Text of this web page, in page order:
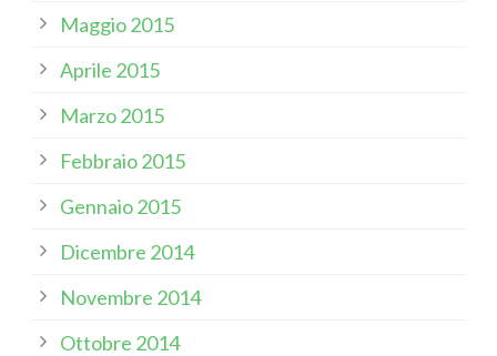
Maggio 2015
Aprile 2015
Marzo 2015
Febbraio 2015
Gennaio 2015
Dicembre 2014
Novembre 2014
Ottobre 2014